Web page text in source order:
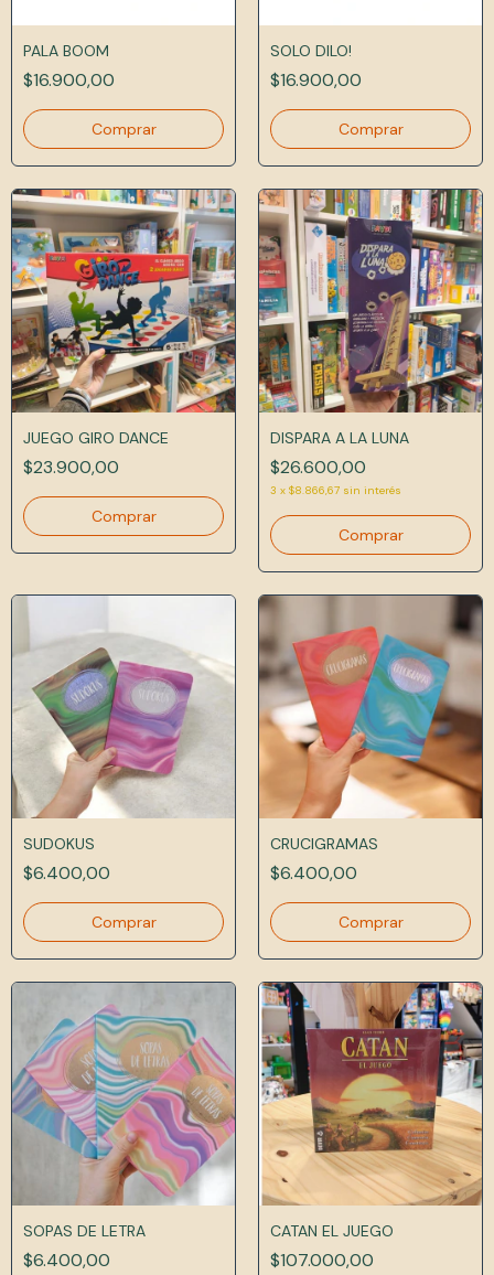
PALA BOOM
$16.900,00
SOLO DILO!
$16.900,00
JUEGO GIRO DANCE
$23.900,00
DISPARA A LA LUNA
$26.600,00
3 x $8.866,67 sin interés
SUDOKUS
$6.400,00
CRUCIGRAMAS
$6.400,00
SOPAS DE LETRA
$6.400,00
CATAN EL JUEGO
$107.000,00